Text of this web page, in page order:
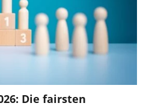
Die fairsten